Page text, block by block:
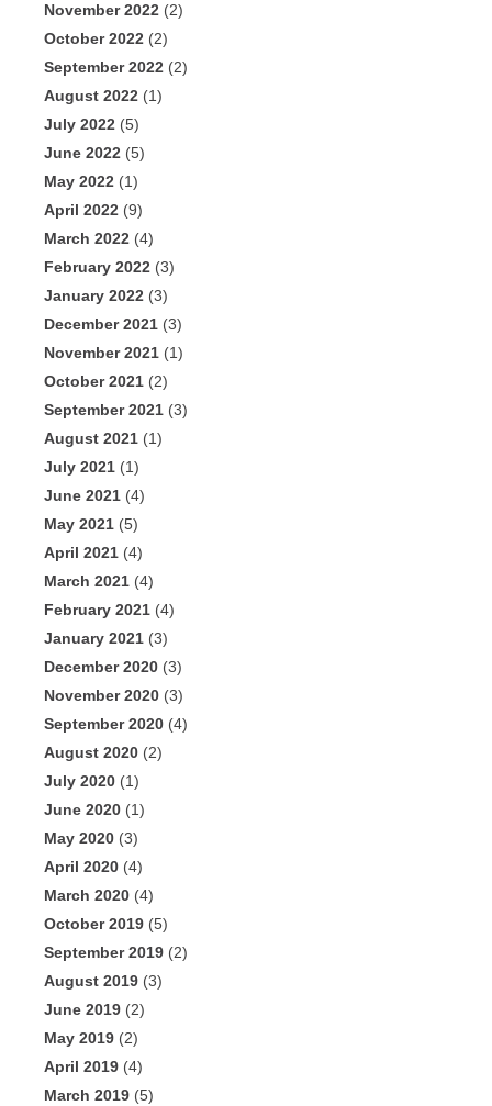
November 2022 (2)
October 2022 (2)
September 2022 (2)
August 2022 (1)
July 2022 (5)
June 2022 (5)
May 2022 (1)
April 2022 (9)
March 2022 (4)
February 2022 (3)
January 2022 (3)
December 2021 (3)
November 2021 (1)
October 2021 (2)
September 2021 (3)
August 2021 (1)
July 2021 (1)
June 2021 (4)
May 2021 (5)
April 2021 (4)
March 2021 (4)
February 2021 (4)
January 2021 (3)
December 2020 (3)
November 2020 (3)
September 2020 (4)
August 2020 (2)
July 2020 (1)
June 2020 (1)
May 2020 (3)
April 2020 (4)
March 2020 (4)
October 2019 (5)
September 2019 (2)
August 2019 (3)
June 2019 (2)
May 2019 (2)
April 2019 (4)
March 2019 (5)